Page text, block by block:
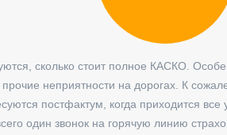
сколько стоит полное КАСКО.
неприятности на дорогах. К
постфактум, когда приходится
один звонок на горячую линию